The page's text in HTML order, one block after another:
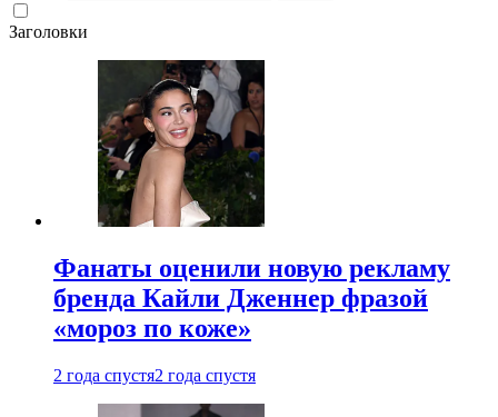
Заголовки
Фанаты оценили новую рекламу
бренда Кайли Дженнер фразой
«мороз по коже»
2 года спустя2 года спустя